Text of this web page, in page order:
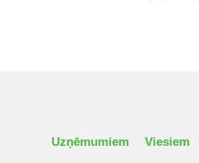
Uzņēmumiem Viesiem